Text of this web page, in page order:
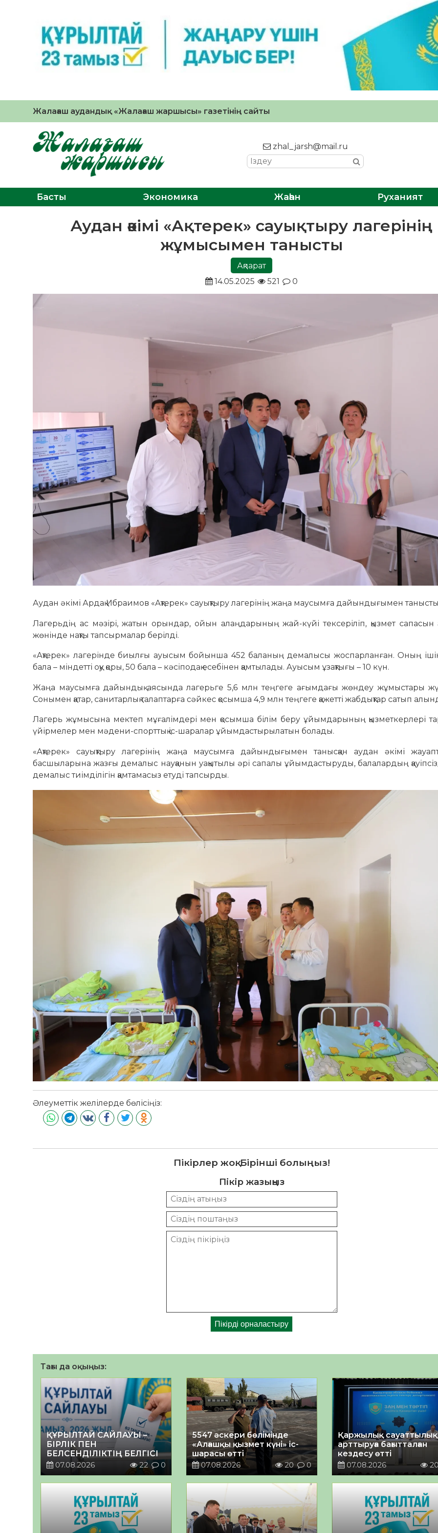
Жалағаш аудандық «Жалағаш жаршысы» газетінің сайты
zhal_jarsh@mail.ru
Басты Экономика Жаһан Руханият
Аудан әкімі «Ақтерек» сауықтыру лагерінің
жұмысымен танысты
Ақпарат
14.05.2025
521 0
Аудан әкімі Ардақ Ибраимов «Ақтерек» сауықтыру лагерінің жаңа маусымға дайындығымен
Лагерьдің ас мәзірі, жатын орындар, ойын алаңдарының жай-күйі тексеріліп, қызмет сапасын
жөнінде нақты тапсырмалар берілді.
«Ақтерек» лагерінде биылғы ауысым бойынша 452 баланың демалысы жоспарланған. Оның
бала – міндетті оқу қоры, 50 бала – кәсіподақ есебінен қамтылады. Ауысым ұзақтығы – 10 күн.
Жаңа маусымға дайындық аясында лагерьге 5,6 млн теңгеге ағымдағы жөндеу жұмыстары
Сонымен қатар, санитарлық талаптарға сәйкес қосымша 4,9 млн теңгеге қажетті жабдықтар сатып
Лагерь жұмысына мектеп мұғалімдері мен қосымша білім беру ұйымдарының қызметкерлері
үйірмелер мен мәдени-спорттық іс-шаралар ұйымдастырылатын болады.
«Ақтерек» сауықтыру лагерінің жаңа маусымға дайындығымен танысқан аудан әкімі
басшыларына жазғы демалыс науқанын уақытылы әрі сапалы ұйымдастыруды, балалардың
демалыс тиімділігін қамтамасыз етуді тапсырды.
Әлеуметтік желілерде бөлісіңіз:
Пікірлер жоқ. Бірінші болыңыз!
Пікір жазыңыз
Тағы да оқыңыз:
ҚҰРЫЛТАЙ САЙЛАУЫ –
БІРЛІК ПЕН
БЕЛСЕНДІЛІКТІҢ БЕЛГІСІ
07.08.2026
22 0
5547 әскери бөлімінде
«Алғашқы қызмет күні» іс-
шарасы өтті
07.08.2026
20 0
Қаржылық
арттыруға бағытталған
кездесу өтті
07.08.2026